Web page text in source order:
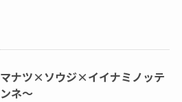
マナツ×ソウジ×イイナミノッテ
ンネ～